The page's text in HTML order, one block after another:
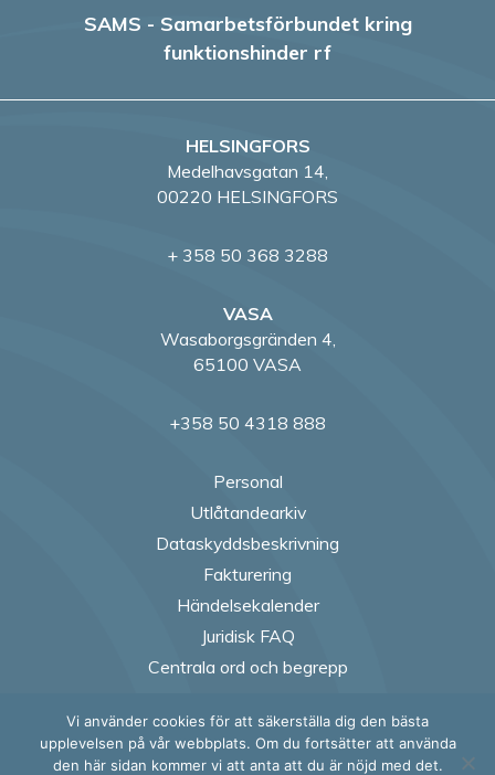
SAMS - Samarbetsförbundet kring
funktionshinder rf
HELSINGFORS
Medelhavsgatan 14,
00220 HELSINGFORS
+ 358 50 368 3288
VASA
Wasaborgsgränden 4,
65100 VASA
+358 50 4318 888
Personal
Utlåtandearkiv
Dataskyddsbeskrivning
Fakturering
Händelsekalender
Juridisk FAQ
Centrala ord och begrepp
Follow us on
Follow us on
Follow
Vi använder cookies för att säkerställa dig den bästa
upplevelsen på vår webbplats. Om du fortsätter att använda
den här sidan kommer vi att anta att du är nöjd med det.